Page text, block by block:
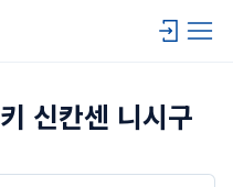
신칸센 니시구